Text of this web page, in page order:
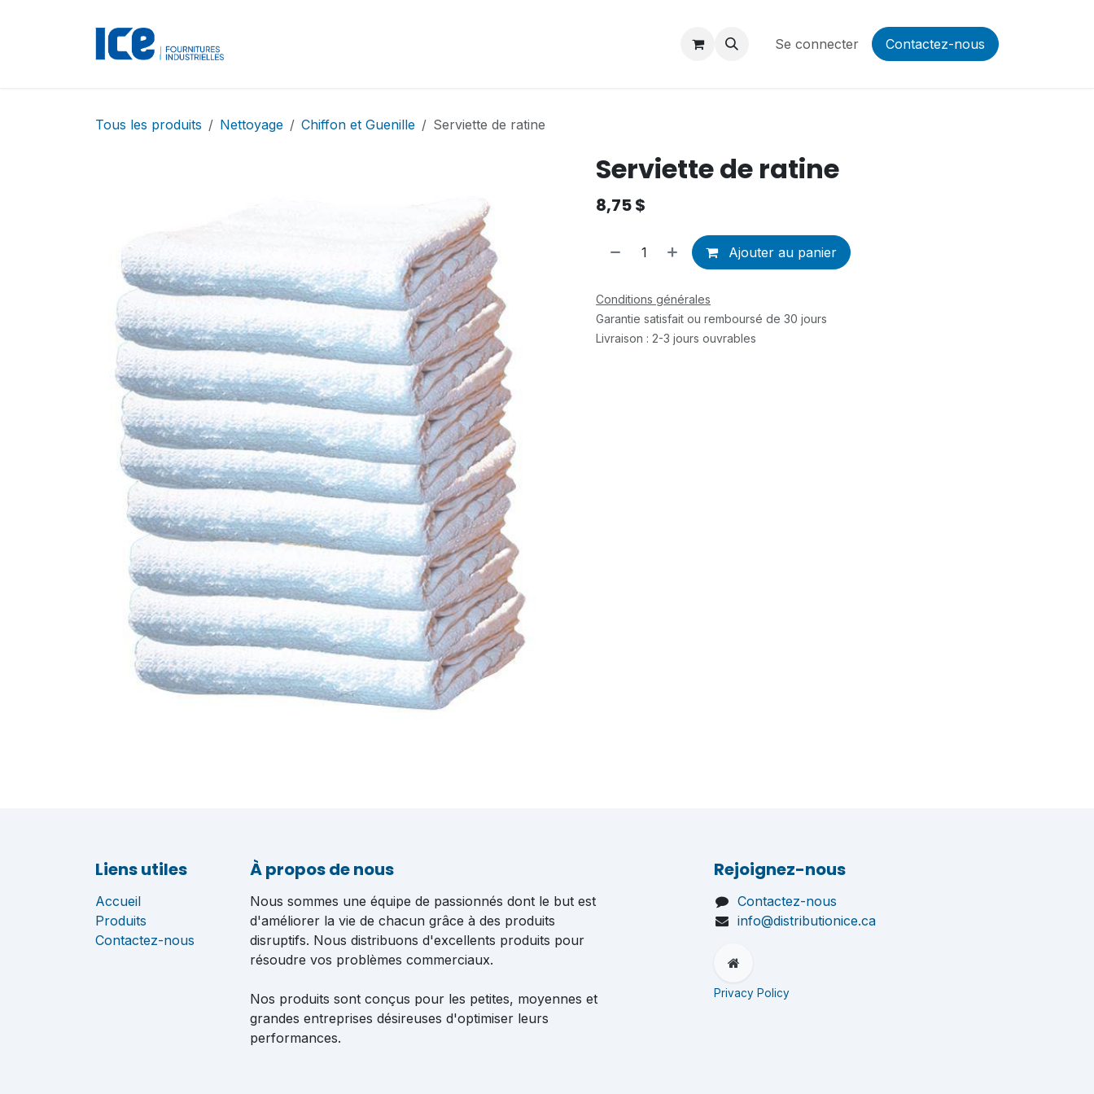
Se connecter Contactez-nous
Tous les produits Nettoyage Chiffon et Guenille Serviette de ratine
Serviette de ratine
8,75$
Ajouter au panier
Conditions générales
Garantie satisfait ou remboursé de 30 jours
Livraison : 2-3 jours ouvrables
Liens utiles
Accueil
Produits
Contactez-nous
À propos de nous
Nous sommes une équipe de passionnés dont le but est
d'améliorer la vie de chacun grâce à des produits
disruptifs. Nous distribuons d'excellents produits pour
résoudre vos problèmes commerciaux.
Nos produits sont conçus pour les petites, moyennes et
grandes entreprises désireuses d'optimiser leurs
performances.
Rejoignez-nous
Contactez-nous
info@distributionice.ca
Privacy Policy